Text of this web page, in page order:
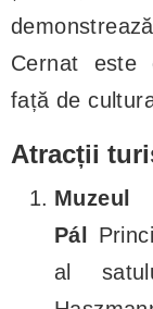
Cernat este
față de
Atracții
Pál
al